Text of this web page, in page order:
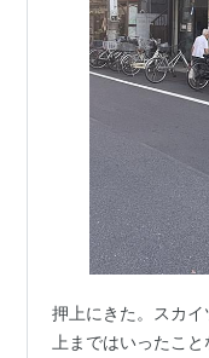
押上にきた。スカ
上まではいったこ